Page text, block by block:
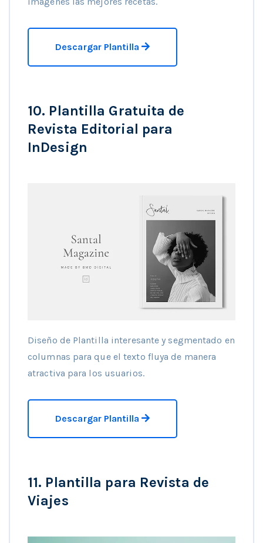
Descargar Plantilla
10. Plantilla Gratuita de
Revista Editorial para
InDesign
Diseño de Plantilla interesante y segmentado en
columnas para que el texto fluya de manera
atractiva para los usuarios.
Descargar Plantilla
11. Plantilla para Revista de
Viajes